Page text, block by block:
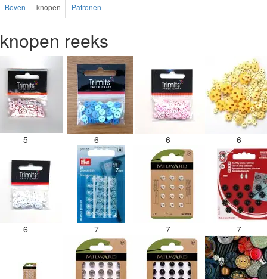
Boven knopen Patronen
knopen reeks
5 6 6 6
6 7 7 7